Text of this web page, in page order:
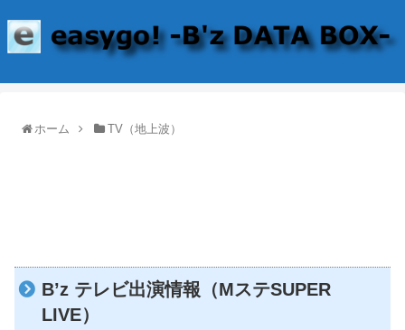
ホーム TV（地上波）
B’z テレビ出演情報（MステSUPER
LIVE）